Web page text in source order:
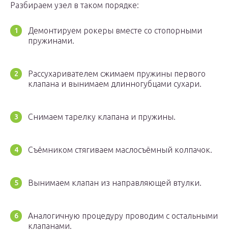
Разбираем узел в таком порядке:
Демонтируем рокеры вместе со стопорными
пружинами.
Рассухаривателем сжимаем пружины первого
клапана и вынимаем длинногубцами сухари.
Снимаем тарелку клапана и пружины.
Съёмником стягиваем маслосъёмный колпачок.
Вынимаем клапан из направляющей втулки.
Аналогичную процедуру проводим с остальными
клапанами.